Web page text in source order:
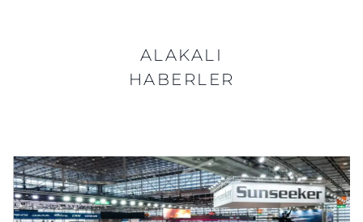
ALAKALI
HABERLER